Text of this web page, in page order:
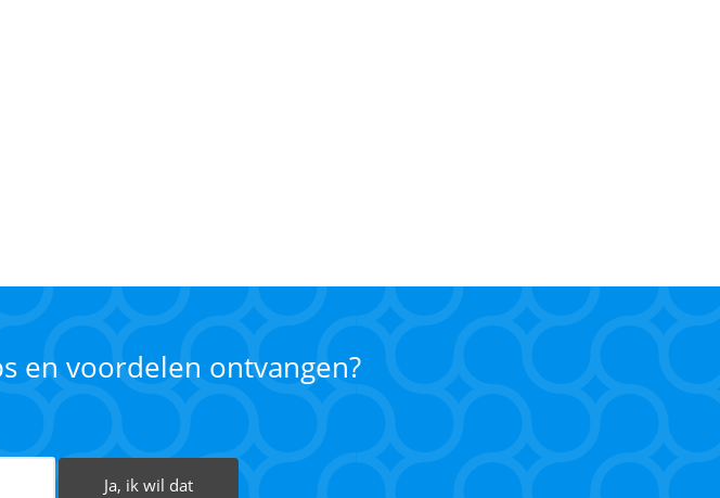
en voordelen ontvangen?